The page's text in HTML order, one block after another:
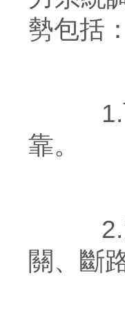
勢包括：
1.可
靠。
2.適
關、斷